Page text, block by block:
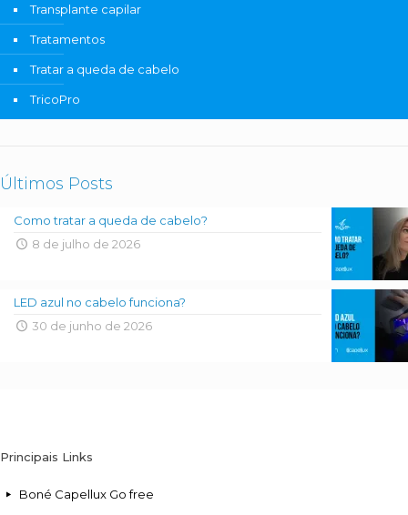
Transplante capilar
Tratamentos
Tratar a queda de cabelo
TricoPro
Últimos Posts
Como tratar a queda de cabelo?
8 de julho de 2026
LED azul no cabelo funciona?
30 de junho de 2026
Principais Links
Boné Capellux Go free